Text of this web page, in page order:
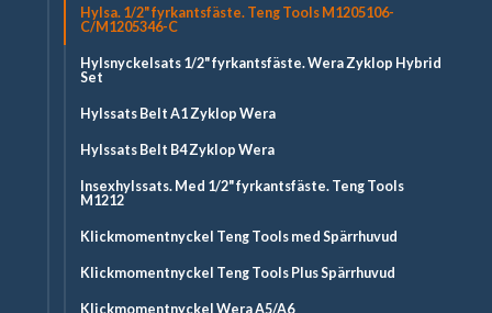
Hylsa. 1/2" fyrkantsfäste. Teng Tools M1205106-
C/M1205346-C
Hylsnyckelsats 1/2" fyrkantsfäste. Wera Zyklop Hybrid
Set
Hylssats Belt A1 Zyklop Wera
Hylssats Belt B4 Zyklop Wera
Insexhylssats. Med 1/2" fyrkantsfäste. Teng Tools
M1212
Klickmomentnyckel Teng Tools med Spärrhuvud
Klickmomentnyckel Teng Tools Plus Spärrhuvud
Klickmomentnyckel Wera A5/A6